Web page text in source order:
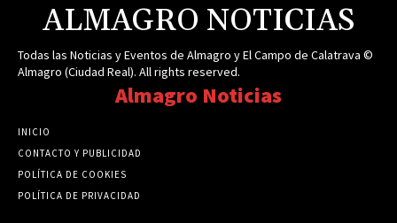
ALMAGRO NOTICIAS
Todas las Noticias y Eventos de Almagro y El Campo de Calatrava ©
Almagro (Ciudad Real). All rights reserved.
Almagro Noticias
INICIO
CONTACTO Y PUBLICIDAD
POLÍTICA DE COOKIES
POLÍTICA DE PRIVACIDAD